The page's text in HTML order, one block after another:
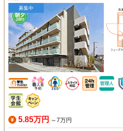
募集中
5.85万円 ～7万円